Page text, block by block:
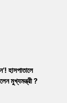
হাসপাতালে
মুখ্যমন্ত্রী ?